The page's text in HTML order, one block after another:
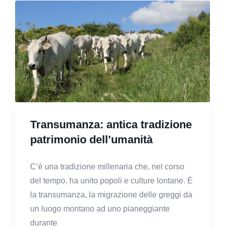
Transumanza: antica tradizione
patrimonio dell’umanità
C’è una tradizione millenaria che, nel corso
del tempo, ha unito popoli e culture lontane. È
la transumanza, la migrazione delle greggi da
un luogo montano ad uno pianeggiante
durante